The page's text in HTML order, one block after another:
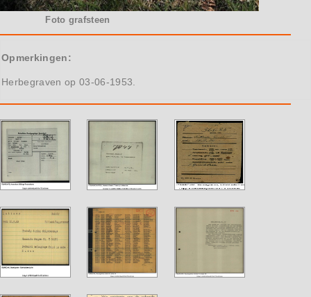
Foto grafsteen
Opmerkingen:
Herbegraven op 03-06-1953.